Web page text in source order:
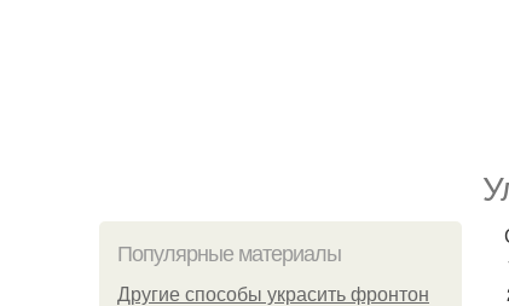
Популярные материалы
Другие способы украсить фронтон